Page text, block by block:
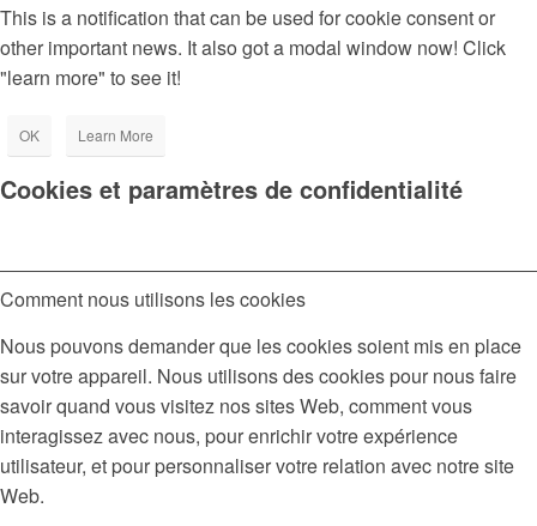
This is a notification that can be used for cookie consent or
other important news. It also got a modal window now! Click
"learn more" to see it!
OK Learn More
Cookies et paramètres de confidentialité
Comment nous utilisons les cookies
Nous pouvons demander que les cookies soient mis en place
sur votre appareil. Nous utilisons des cookies pour nous faire
savoir quand vous visitez nos sites Web, comment vous
interagissez avec nous, pour enrichir votre expérience
utilisateur, et pour personnaliser votre relation avec notre site
Web.